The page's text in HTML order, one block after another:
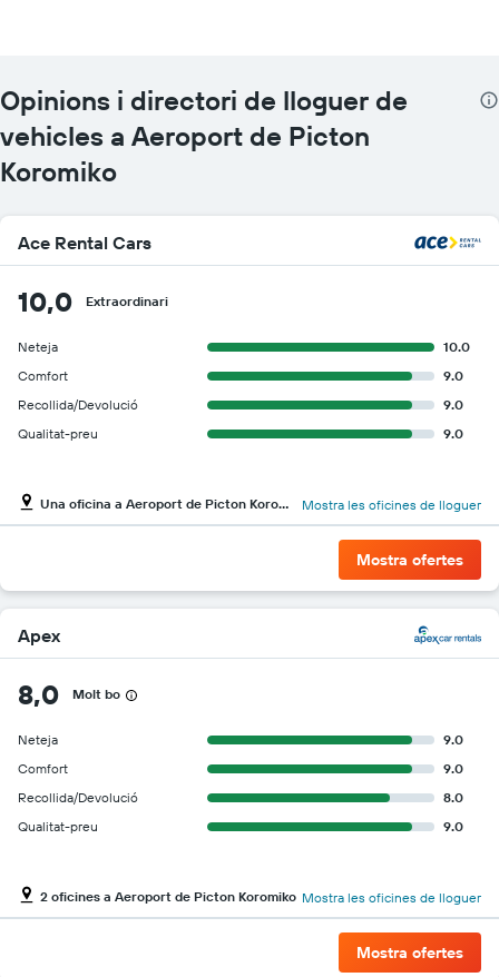
gràfic
té
1
eix
X
mostra
companyies
lloguer
de
vehicles
gràfic
té
eix
mostra
el
lloguer
més
econòmic
de
empreses
Opinions i directori de lloguer de
vehicles a Aeroport de Picton
Koromiko
Ace Rental Cars
10,0 Extraordinari
Neteja
10.0
Comfort
9.0
Recollida/Devolució
9.0
Qualitat-preu
9.0
Una oficina a Aeroport de Picton Koromiko Mostra les oficines de lloguer
Mostra ofertes
Apex
8,0 Molt bo
Neteja
9.0
Comfort
9.0
Recollida/Devolució
8.0
Qualitat-preu
9.0
2 oficines a Aeroport de Picton Koromiko Mostra les oficines de lloguer
Mostra ofertes